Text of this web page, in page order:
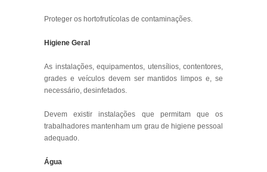
Proteger os hortofrutícolas de contaminações.
Higiene Geral
As instalações, equipamentos, utensílios, contentores,
grades e veículos devem ser mantidos limpos e, se
necessário, desinfetados.
Devem existir instalações que permitam que os
trabalhadores mantenham um grau de higiene pessoal
adequado.
Água